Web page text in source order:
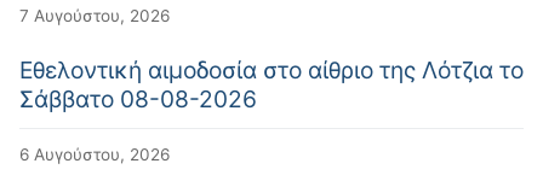
7 Αυγούστου, 2026
Εθελοντική αιμοδοσία στο αίθριο της Λότζια το
Σάββατο 08-08-2026
6 Αυγούστου, 2026